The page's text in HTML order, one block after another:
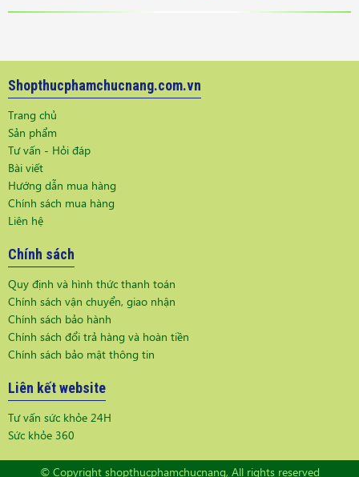
Shopthucphamchucnang.com.vn
Trang chủ
Sản phẩm
Tư vấn - Hỏi đáp
Bài viết
Hướng dẫn mua hàng
Chính sách mua hàng
Liên hệ
Chính sách
Quy định và hình thức thanh toán
Chính sách vận chuyển, giao nhận
Chính sách bảo hành
Chính sách đổi trả hàng và hoàn tiền
Chính sách bảo mật thông tin
Liên kết website
Tư vấn sức khỏe 24H
Sức khỏe 360
© Copyright shopthucphamchucnang, All rights reserved